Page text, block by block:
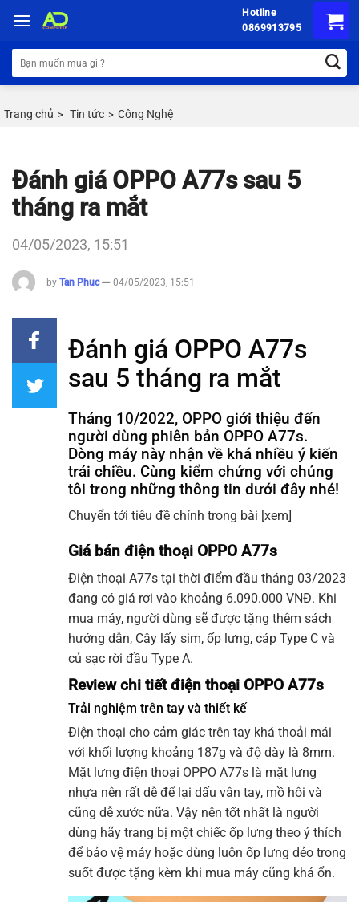
đến
nội
dung
Hotline
0869913795
Tìm
kiếm:
Trang chủ > Tin tức > Công Nghệ
Đánh giá OPPO A77s sau 5
tháng ra mắt
04/05/2023, 15:51
by Tan Phuc 04/05/2023, 15:51
Đánh giá OPPO A77s
sau 5 tháng ra mắt
Tháng 10/2022, OPPO giới thiệu đến
người dùng phiên bản OPPO A77s.
Dòng máy này nhận về khá nhiều ý kiến
trái chiều. Cùng kiểm chứng với chúng
tôi trong những thông tin dưới đây nhé!
Chuyển tới tiêu đề chính trong bài [xem]
Giá bán điện thoại OPPO A77s
Điện thoại A77s tại thời điểm đầu tháng 03/2023
đang có giá rơi vào khoảng 6.090.000 VNĐ. Khi
mua máy, người dùng sẽ được tặng thêm sách
hướng dẫn, Cây lấy sim, ốp lưng, cáp Type C và
củ sạc rời đầu Type A.
Review chi tiết điện thoại OPPO A77s
Trải nghiệm trên tay và thiết kế
Điện thoại cho cảm giác trên tay khá thoải mái
với khối lượng khoảng 187g và độ dày là 8mm.
Mặt lưng điện thoại OPPO A77s là mặt lưng
nhựa nên rất dễ để lại dấu vân tay, mồ hôi và
cũng dễ xước nữa. Vậy nên tốt nhất là người
dùng hãy trang bị một chiếc ốp lưng theo ý thích
để bảo vệ máy hoặc dùng luôn ốp lưng dẻo trong
suốt được tặng kèm khi mua máy cũng khá ổn.